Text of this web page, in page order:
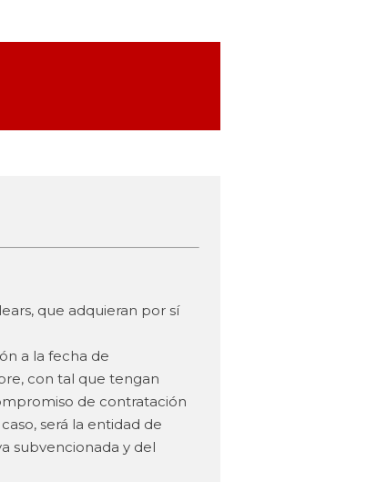
que adquieran por sí
a la fecha de
con tal que tengan
de contratación
será la entidad de
subvencionada y del